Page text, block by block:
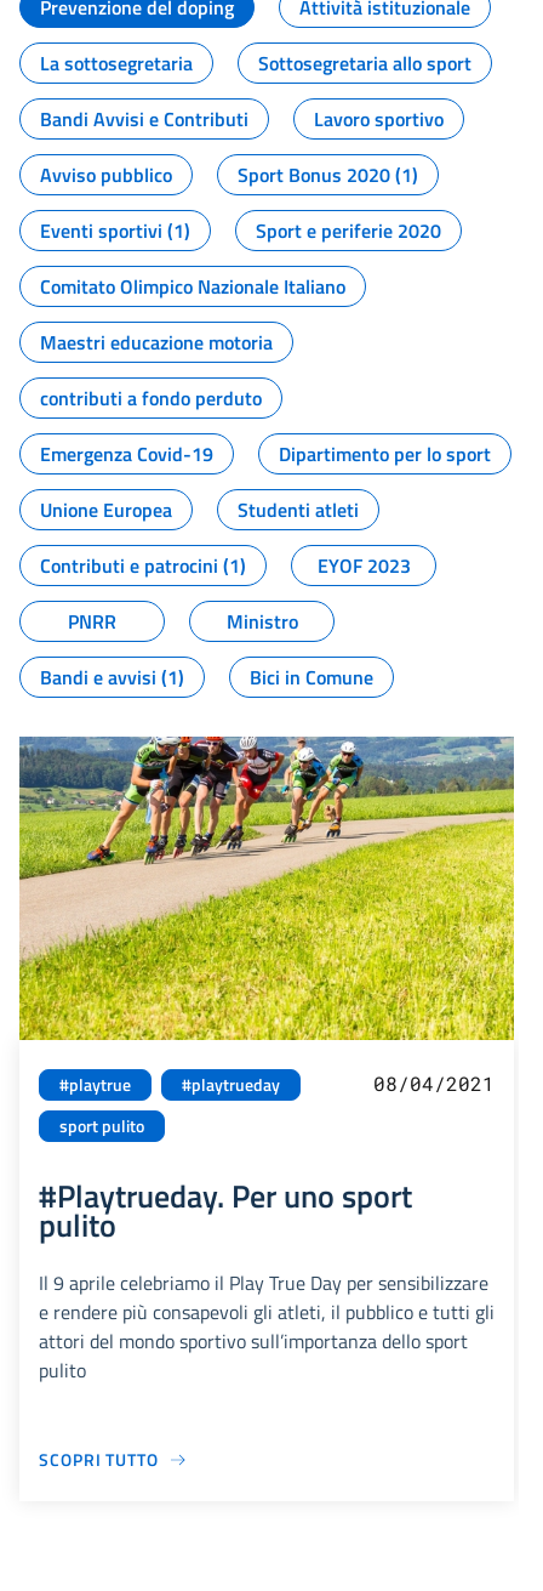
Prevenzione del doping
Attività istituzionale
La sottosegretaria
Sottosegretaria allo sport
Bandi Avvisi e Contributi
Lavoro sportivo
Avviso pubblico
Sport Bonus 2020 (1)
Eventi sportivi (1)
Sport e periferie 2020
Comitato Olimpico Nazionale Italiano
Maestri educazione motoria
contributi a fondo perduto
Emergenza Covid-19
Dipartimento per lo sport
Unione Europea
Studenti atleti
Contributi e patrocini (1)
EYOF 2023
PNRR
Ministro
Bandi e avvisi (1)
Bici in Comune
#playtrue
#playtrueday
sport pulito
08/04/2021
#Playtrueday. Per uno sport
pulito
Il 9 aprile celebriamo il Play True Day per sensibilizzare
e rendere più consapevoli gli atleti, il pubblico e tutti gli
attori del mondo sportivo sull’importanza dello sport
pulito
SCOPRI TUTTO